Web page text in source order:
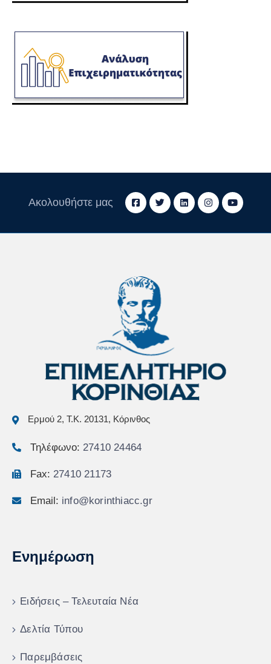
Ακολουθήστε μας
Ερμού 2, Τ.Κ. 20131, Κόρινθος
Τηλέφωνο: 27410 24464
Fax: 27410 21173
Email: info@korinthiacc.gr
Ενημέρωση
Ειδήσεις – Τελευταία Νέα
Δελτία Τύπου
Παρεμβάσεις